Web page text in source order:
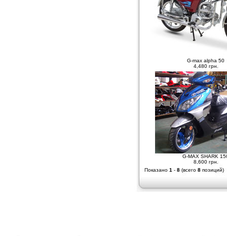
G-max alpha 50
4,480 грн.
G-MAX SHARK
8,600 грн.
Показано 1 - 8 (всего 8 позиций)